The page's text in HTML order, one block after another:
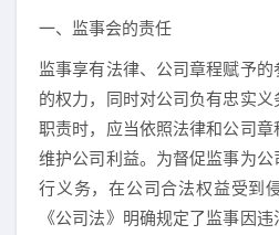
一、监事会的责任
监事享有法律、公司章程赋予
的权力，同时对公司负有忠实
职责时，应当依照法律和公司章
维护公司利益。为督促监事为
行义务，在公司合法权益受到
《公司法》明确规定了监事因